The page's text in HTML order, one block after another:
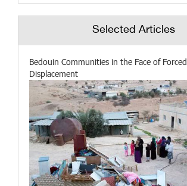
Selected Articles
Bedouin Communities in the Face of Forced
Displacement